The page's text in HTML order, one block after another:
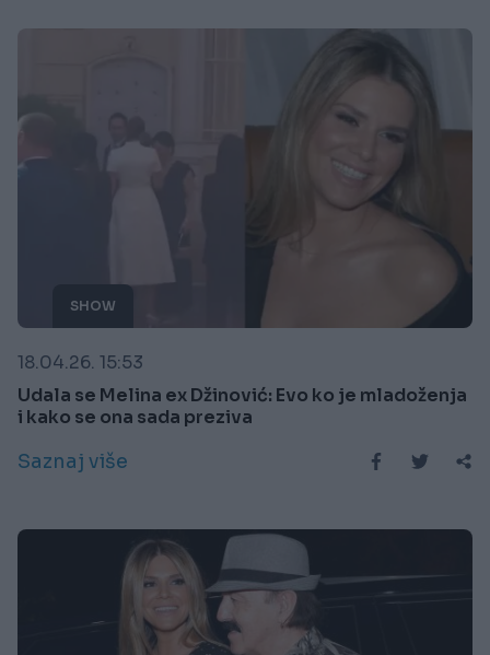
SHOW
18.04.26. 15:53
Udala se Melina ex Džinović: Evo ko je mladoženja
i kako se ona sada preziva
Saznaj više